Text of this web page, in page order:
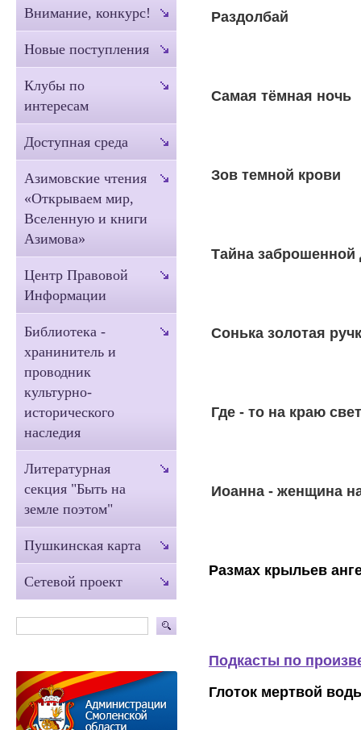
Раздолбай
Самая тёмная ночь
Зов темной крови
Тайна заброшенной
Сонька золотая
Где - то на краю
Иоанна - женщина
Размах крыльев
Подкасты по
Глоток мертвой
Внимание, конкурс!
Новые поступления
Клубы по
интересам
Доступная среда
Азимовские чтения
«Открываем мир,
Вселенную и книги
Азимова»
Центр Правовой
Информации
Библиотека -
хранинитель и
проводник
культурно-
исторического
наследия
Литературная
секция "Быть на
земле поэтом"
Пушкинская карта
Сетевой проект